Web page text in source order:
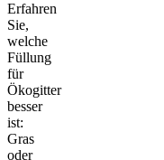
Erfahren
Sie,
welche
Füllung
für
Ökogitter
besser
ist:
Gras
oder